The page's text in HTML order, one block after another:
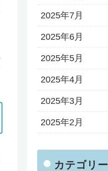
2025年7月
2025年6月
2025年5月
2025年4月
2025年3月
2025年2月
カテゴリー